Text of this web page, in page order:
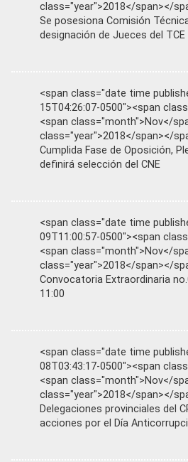
class="year">2018</span></
Se posesiona Comisión
designación de Jueces del TCE
<span class="date time
15T04:26:07-0500"><span
<span class="month">Nov</
class="year">2018</span></
Cumplida Fase de Oposición,
definirá selección del CNE
<span class="date time
09T11:00:57-0500"><span
<span class="month">Nov</
class="year">2018</span></
Convocatoria Extraordinaria
11:00
<span class="date time
08T03:43:17-0500"><span
<span class="month">Nov</
class="year">2018</span></
Delegaciones provinciales del
acciones por el Día